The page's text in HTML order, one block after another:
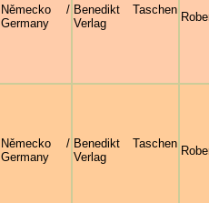
Německo /
Germany
Benedikt Taschen
Verlag
Německo /
Germany
Benedikt Taschen
Verlag